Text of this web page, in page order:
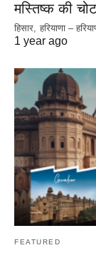
मस्तिष्क की
हिसार, हरियाणा –
1 year ago
FEATURED